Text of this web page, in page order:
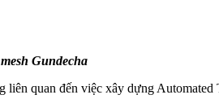
Gundecha
quan đến việc xây dựng